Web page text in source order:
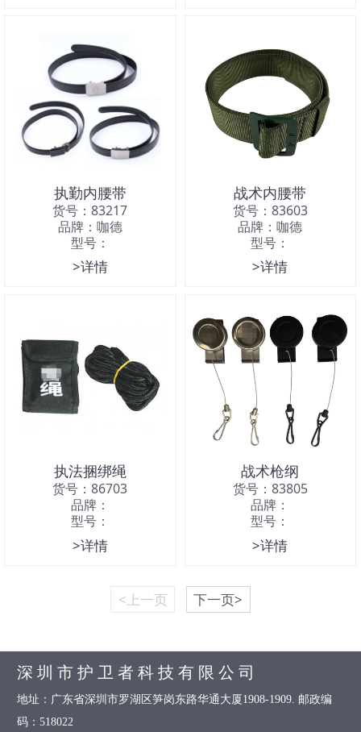
执勤内腰带
货号：83217
品牌：咖德
型号：
>详情
战术内腰带
货号：83603
品牌：咖德
型号：
>详情
执法捆绑绳
货号：86703
品牌：
型号：
>详情
战术枪纲
货号：83805
品牌：
型号：
>详情
<上一页 下一页>
深 圳 市 护 卫 者 科 技 有 限 公 司
地址：广东省深圳市罗湖区笋岗东路华通大厦1908-1909. 邮政编
码：518022